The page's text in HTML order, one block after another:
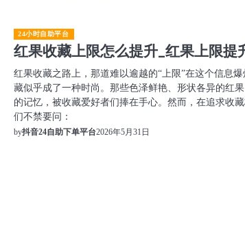
24小时自助平台
红果收藏上限怎么提升_红果上限提
红果收藏之路上，那道难以逾越的“上限”在这个信息
藏似乎成了一种时尚。那些色泽鲜艳、形状各异的红
的记忆，被收藏爱好者们捧在手心。然而，在追求收
们不禁要问：
by抖音24自助下单平台2026年5月31日